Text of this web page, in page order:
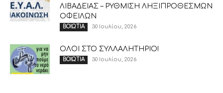
ΛΙΒΑΔΕΙΑΣ – ΡΥΘΜΙΣΗ ΛΗΞΙΠΡΟΘΕΣΜΩΝ
ΟΦΕΙΛΩΝ
ΒΟΙΩΤΙΑ 30 Ιουλίου, 2026
ΟΛΟΙ ΣΤΟ ΣΥΛΛΑΛΗΤΗΡΙΟ!
ΒΟΙΩΤΙΑ 30 Ιουλίου, 2026